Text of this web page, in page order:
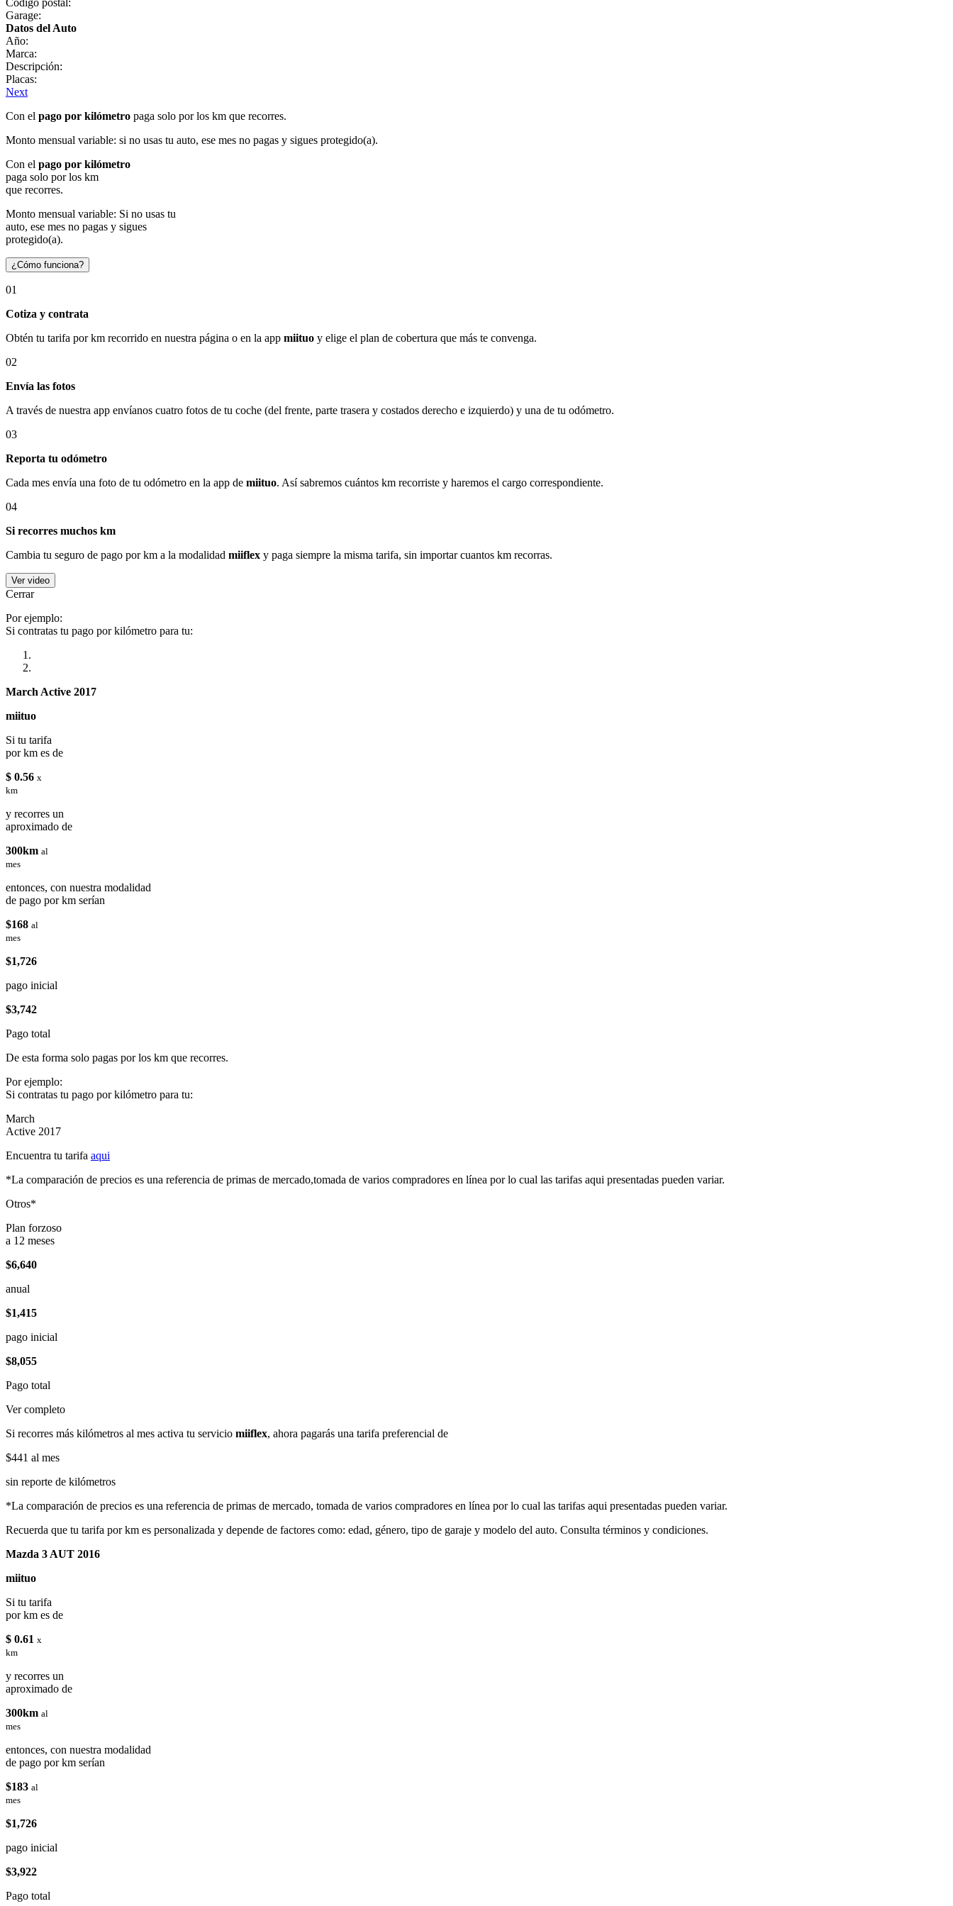
Garage:
Datos del Auto
Año:
Marca:
Descripción:
Placas:
Next
Con el pago por kilómetro paga solo por los km que recorres.
Monto mensual variable: si no usas tu auto, ese mes no pagas y sigues protegido(a).
Con el pago por kilómetro
paga solo por los km
que recorres.
Monto mensual variable: Si no usas tu
auto, ese mes no pagas y sigues
protegido(a).
¿Cómo funciona?
01
Cotiza y contrata
Obtén tu tarifa por km recorrido en nuestra página o en la app miituo y elige el plan de cobertura que más te convenga.
02
Envía las fotos
A través de nuestra app envíanos cuatro fotos de tu coche (del frente, parte trasera y costados derecho e izquierdo) y una de tu odómetro.
03
Reporta tu odómetro
Cada mes envía una foto de tu odómetro en la app de miituo. Así sabremos cuántos km recorriste y haremos el cargo correspondiente.
04
Si recorres muchos km
Cambia tu seguro de pago por km a la modalidad miiflex y paga siempre la misma tarifa, sin importar cuantos km recorras.
Ver video
Cerrar
Por ejemplo:
Si contratas tu pago por kilómetro para tu:
March Active 2017
miituo
Si tu tarifa
por km es de
$ 0.56 x
km
y recorres un
aproximado de
300km al
mes
entonces, con nuestra modalidad
de pago por km serían
$168 al
mes
$1,726
pago inicial
$3,742
Pago total
De esta forma solo pagas por los km que recorres.
Por ejemplo:
Si contratas tu pago por kilómetro para tu:
March
Active 2017
Encuentra tu tarifa aqui
*La comparación de precios es una referencia de primas de mercado,tomada de varios compradores en línea por lo cual las tarifas aqui presentadas pueden variar.
Otros*
Plan forzoso
a 12 meses
$6,640
anual
$1,415
pago inicial
$8,055
Pago total
Ver completo
Si recorres más kilómetros al mes activa tu servicio miiflex, ahora pagarás una tarifa preferencial de
$441 al mes
sin reporte de kilómetros
*La comparación de precios es una referencia de primas de mercado, tomada de varios compradores en línea por lo cual las tarifas aqui presentadas pueden variar.
Recuerda que tu tarifa por km es personalizada y depende de factores como: edad, género, tipo de garaje y modelo del auto. Consulta términos y condiciones.
Mazda 3 AUT 2016
miituo
Si tu tarifa
por km es de
$ 0.61 x
km
y recorres un
aproximado de
300km al
mes
entonces, con nuestra modalidad
de pago por km serían
$183 al
mes
$1,726
pago inicial
$3,922
Pago total